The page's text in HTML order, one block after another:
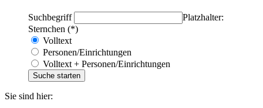
Suchbegriff
Platzhalter:
Sternchen (*)
Volltext
Personen/Einrichtungen
Volltext + Personen/Einrichtungen
Sie sind hier: